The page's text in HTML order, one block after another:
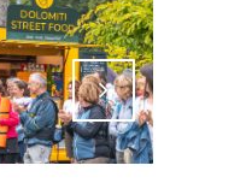
Attiva comando